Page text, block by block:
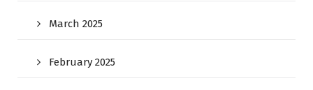
March 2025
February 2025